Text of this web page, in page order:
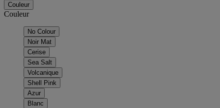
Couleur
Couleur
No Colour
Noir Mat
Cerise
Sea Salt
Volcanique
Shell Pink
Azur
Blanc